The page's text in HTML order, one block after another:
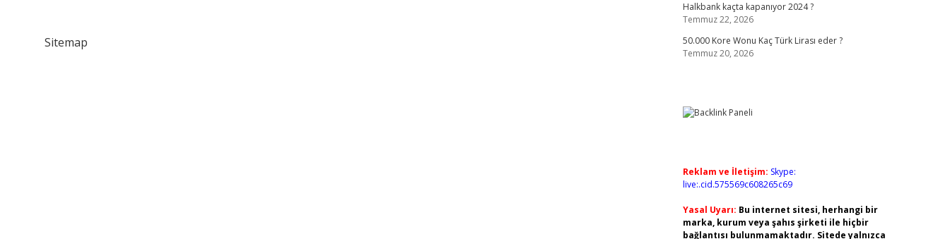
Sitemap
Halkbank kaçta kapanıyor 2024 ?
Temmuz 22, 2026
50.000 Kore Wonu Kaç Türk Lirası eder ?
Temmuz 20, 2026
Reklam ve İletişim: Skype:
live:.cid.575569c608265c69
Yasal Uyarı: Bu internet sitesi, herhangi bir
marka, kurum veya şahıs şirketi ile hiçbir
bağlantısı bulunmamaktadır. Sitede yalnızca